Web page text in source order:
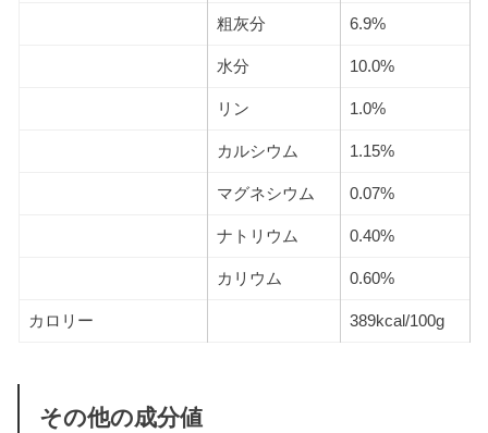
粗灰分 6.9%
水分 10.0%
リン 1.0%
カルシウム 1.15%
マグネシウム 0.07%
ナトリウム 0.40%
カリウム 0.60%
カロリー 389kcal/100g
その他の成分値